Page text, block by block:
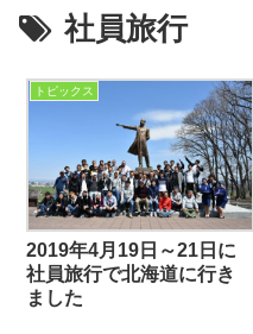
社員旅行
トピックス
2019年4月19日～21日に
社員旅行で北海道に行き
ました